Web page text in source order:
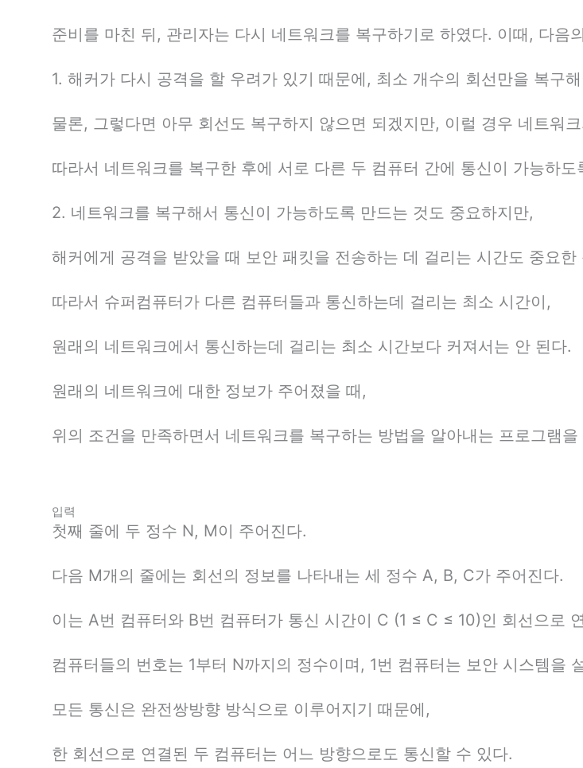
준비를 마친 뒤, 관리자는 다시 네트워크를 복구하기로 하였다. 이때, 다음
1. 해커가 다시 공격을 할 우려가 있기 때문에, 최소 개수의 회선만을 복구
물론, 그렇다면 아무 회선도 복구하지 않으면 되겠지만, 이럴 경우 네트워
따라서 네트워크를 복구한 후에 서로 다른 두 컴퓨터 간에 통신이 가능하도
2. 네트워크를 복구해서 통신이 가능하도록 만드는 것도 중요하지만,
해커에게 공격을 받았을 때 보안 패킷을 전송하는 데 걸리는 시간도 중요한
따라서 슈퍼컴퓨터가 다른 컴퓨터들과 통신하는데 걸리는 최소 시간이,
원래의 네트워크에서 통신하는데 걸리는 최소 시간보다 커져서는 안 된다.
원래의 네트워크에 대한 정보가 주어졌을 때,
위의 조건을 만족하면서 네트워크를 복구하는 방법을 알아내는 프로그램을
입력
첫째 줄에 두 정수 N, M이 주어진다.
다음 M개의 줄에는 회선의 정보를 나타내는 세 정수 A, B, C가 주어진다.
이는 A번 컴퓨터와 B번 컴퓨터가 통신 시간이 C (1 ≤ C ≤ 10)인 회선으로
컴퓨터들의 번호는 1부터 N까지의 정수이며, 1번 컴퓨터는 보안 시스템을
모든 통신은 완전쌍방향 방식으로 이루어지기 때문에,
한 회선으로 연결된 두 컴퓨터는 어느 방향으로도 통신할 수 있다.